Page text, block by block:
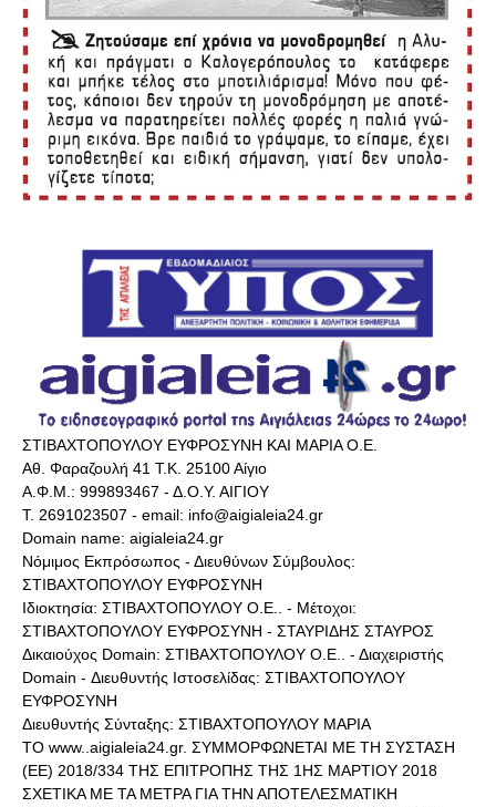
ΣΤΙΒΑΧΤΟΠΟΥΛΟΥ ΕΥΦΡΟΣΥΝΗ ΚΑΙ ΜΑΡΙΑ Ο.Ε.
Αθ. Φαραζουλή 41 Τ.Κ. 25100 Αίγιο
Α.Φ.Μ.: 999893467 - Δ.Ο.Υ. ΑΙΓΙΟΥ
Τ. 2691023507 - email: info@aigialeia24.gr
Domain name: aigialeia24.gr
Νόμιμος Εκπρόσωπος - Διευθύνων Σύμβουλος:
ΣΤΙΒΑΧΤΟΠΟΥΛΟΥ ΕΥΦΡΟΣΥΝΗ
Ιδιοκτησία: ΣΤΙΒΑΧΤΟΠΟΥΛΟΥ Ο.Ε.. - Μέτοχοι:
ΣΤΙΒΑΧΤΟΠΟΥΛΟΥ ΕΥΦΡΟΣΥΝΗ - ΣΤΑΥΡΙΔΗΣ ΣΤΑΥΡΟΣ
Δικαιούχος Domain: ΣΤΙΒΑΧΤΟΠΟΥΛΟΥ Ο.Ε.. - Διαχειριστής
Domain - Διευθυντής Ιστοσελίδας: ΣΤΙΒΑΧΤΟΠΟΥΛΟΥ
ΕΥΦΡΟΣΥΝΗ
Διευθυντής Σύνταξης: ΣΤΙΒΑΧΤΟΠΟΥΛΟΥ ΜΑΡΙΑ
ΤΟ www..aigialeia24.gr. ΣΥΜΜΟΡΦΩΝΕΤΑΙ ΜΕ ΤΗ ΣΥΣΤΑΣΗ
(ΕΕ) 2018/334 ΤΗΣ ΕΠΙΤΡΟΠΗΣ ΤΗΣ 1ΗΣ ΜΑΡΤΙΟΥ 2018
ΣΧΕΤΙΚΑ ΜΕ ΤΑ ΜΕΤΡΑ ΓΙΑ ΤΗΝ ΑΠΟΤΕΛΕΣΜΑΤΙΚΗ